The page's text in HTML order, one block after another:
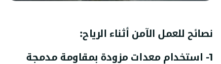
نصائح للعمل الآمن أثناء الرياح:
1- استخدام معدات مزودة بمقاومة مدمجة